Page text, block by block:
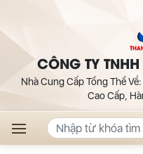
CÔNG TY
Nhà Cung Cấp Tổng Thể
Cao Cấp,